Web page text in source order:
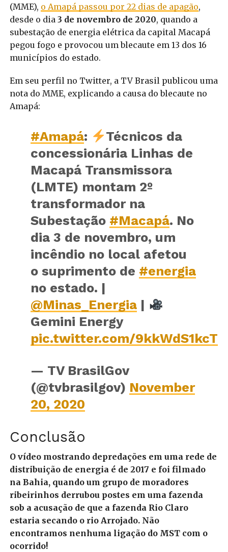
(MME), o Amapá passou por 22 dias de apagão,
desde o dia 3 de novembro de 2020, quando a
subestação de energia elétrica da capital Macapá
pegou fogo e provocou um blecaute em 13 dos 16
municípios do estado.
Em seu perfil no Twitter, a TV Brasil publicou uma
nota do MME, explicando a causa do blecaute no
Amapá:
#Amapá:
Técnicos da
concessionária Linhas de
Macapá Transmissora
(LMTE) montam 2º
transformador na
Subestação #Macapá. No
dia 3 de novembro, um
incêndio no local afetou
o suprimento de #energia
no estado. |
@Minas_Energia|
Gemini Energy
pic.twitter.com/9kkWdS1kcT
— TV BrasilGov
(@tvbrasilgov) November
20, 2020
Conclusão
O vídeo mostrando depredações em uma rede de
distribuição de energia é de 2017 e foi filmado
na Bahia, quando um grupo de moradores
ribeirinhos derrubou postes em uma fazenda
sob a acusação de que a fazenda Rio Claro
estaria secando o rio Arrojado. Não
encontramos nenhuma ligação do MST com o
ocorrido!